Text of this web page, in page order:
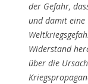
der Gefahr,
und damit eine
Widerstand
über die